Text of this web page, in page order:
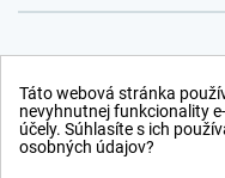
Táto webová stránka
nevyhnutnej funkcionality
účely. Súhlasíte s ich
osobných údajov?